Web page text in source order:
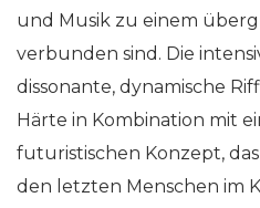
und Musik zu einem
verbunden sind. Die
dissonante, dynamische
Härte in Kombination mit
futuristischen Konzept,
den letzten Menschen im